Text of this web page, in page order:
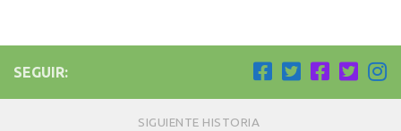
SEGUIR:
SIGUIENTE HISTORIA